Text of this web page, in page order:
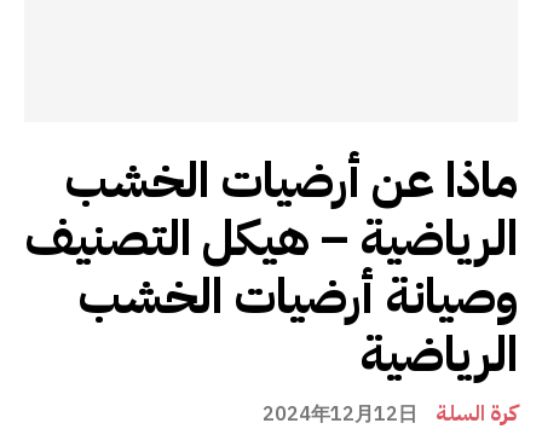
ماذا عن أرضيات الخشب
الرياضية – هيكل التصنيف
وصيانة أرضيات الخشب
الرياضية
كرة السلة 2024年12月12日